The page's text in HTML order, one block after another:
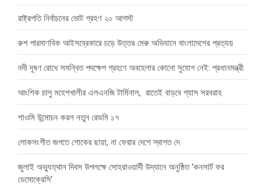
রাষ্ট্রপতি নির্বাচনের ভোট গ্রহণ ২০ আগস্ট
রুশ পারমাণবিক আইসব্রেকারে চড়ে উত্তর মেরু অভিযানে বাংলাদেশের প্রত্যয়
নদী দূষণ রোধে সমন্বিত পদক্ষেপ গ্রহণে অবহেলার কোনো সুযোগ নেই: প্রধানমন্ত্রী
আংশিক চালু মহেশখালীর এলএনজি টার্মিনাল, রাতেই বাড়বে গ্যাস সরবরাহ
শাওমি উন্মোচন করল নতুন রেডমি ১৭
লোকসংগীত জগতে শোকের ছায়া, না ফেরার দেশে স্বাগত দে
জুলাই অভ্যুত্থান দিবস উপলক্ষে সোহরাওয়ার্দী উদ্যানে অনুষ্ঠিত ‘কনসার্ট ফর
ডেমোক্রেসি’